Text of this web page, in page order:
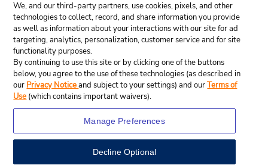
We, and our third-party partners, use cookies, pixels, and other
technologies to collect, record, and share information you provide
as well as information about your interactions with our site for ad
targeting, analytics, personalization, customer service and for site
functionality purposes.
By continuing to use this site or by clicking one of the buttons
below, you agree to the use of these technologies (as described in
our Privacy Noticeand subject to your settings) and ourTerms of
Use (which contains important waivers).
Manage Preferences
Decline Optional